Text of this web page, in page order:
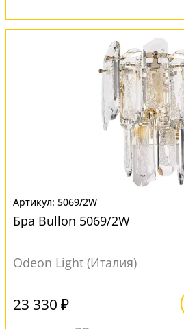
5069/2W
Бра Bullon 5069/2W
Odeon Light (Италия)
23 330 ₽